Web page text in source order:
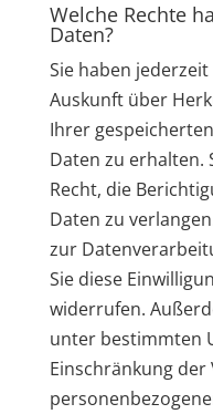
Welche Rechte
Daten?
Sie haben
Auskunft über
Ihrer
Daten zu erhalten.
Recht, die
Daten zu
zur
Sie diese
widerrufen.
unter bestimmten
Einschränkung